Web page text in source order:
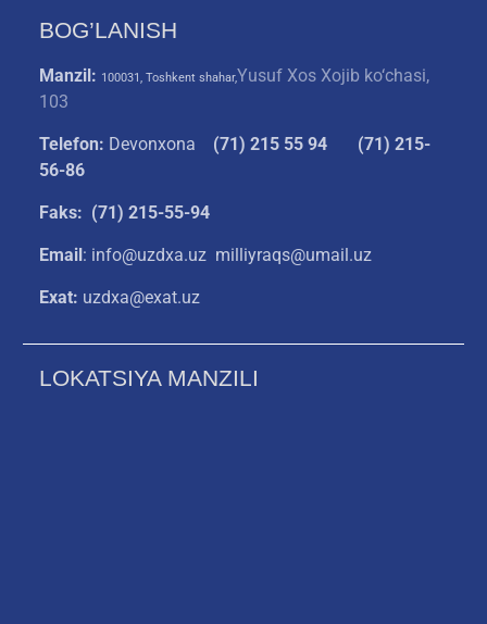
BOG’LANISH
Manzil: 100031, Toshkent shahar,Yusuf Xos Xojib ko‘chasi,
103
Telefon: Devonxona (71) 215 55 94
(71) 215-
56-86
Faks: (71) 215-55-94
Email: info@uzdxa.uz milliyraqs@umail.uz
Exat: uzdxa@exat.uz
LOKATSIYA MANZILI